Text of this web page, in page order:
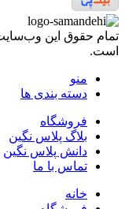
تمام حقوق اين
است.
منو
دسته بندی ها
فروشگاه
بلاگ پلاس نگین
دانش پلاس نگین
تماس با ما
خانه